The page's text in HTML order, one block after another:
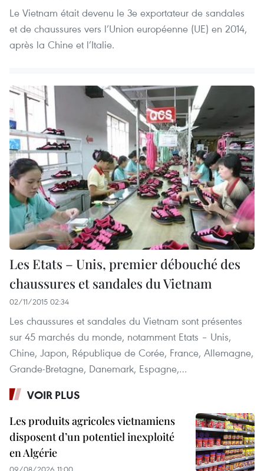
Le Vietnam était devenu le 3e exportateur de sandales
et de chaussures vers l’Union européenne (UE) en 2014,
après la Chine et l’Italie.
Les Etats – Unis, premier débouché des
chaussures et sandales du Vietnam
02/11/2015 02:34
Les chaussures et sandales du Vietnam sont présentes
sur 45 marchés du monde, notamment Etats – Unis,
Chine, Japon, République de Corée, France, Allemagne,
Grande-Bretagne, Danemark, Espagne,…
VOIR PLUS
Les produits agricoles vietnamiens
disposent d’un potentiel inexploité
en Algérie